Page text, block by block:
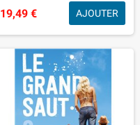
19,49 € AJOUTER